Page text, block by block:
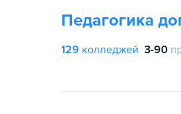
Педагогика
129 колледжей 3-90